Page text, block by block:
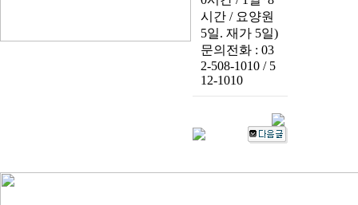
시간 / 요양원
5일. 재가 5일)
문의전화 : 03
2-508-1010 / 5
12-1010